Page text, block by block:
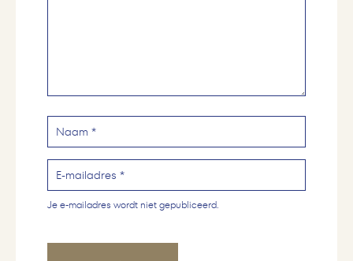
Je e-mailadres wordt niet gepubliceerd.